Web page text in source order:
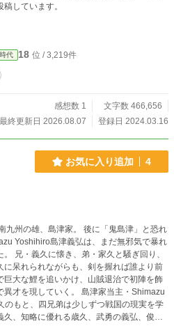
しています。
代 18 位 / 3,219件
感想数 1
文字数 466,656
最終更新日 2026.08.07
登録日 2024.03.16
お気に入り追加 4
州の雄、島津家。 後に「鬼島津」と恐れ
Yoshihiro島津義弘は、まだ無邪気で暴れ
。 兄・義久に懐き、弟・家久と騒ぎ回り、
に呆れられながらも、剣を握れば誰より前
巨大な鯉を追いかけ、山賊退治で初陣を飾
異才を現していく。 島津家当主・Shimazu
のもと、四兄弟は少しずつ戦国の現実を学
久、知略に優れる歳久、武勇の義弘、俊足
る家久。四人は互いを支え合いながら、